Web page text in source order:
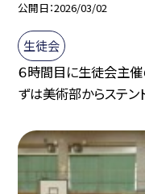
公開日 2026/03/02
生徒会
６時間目に生徒会主
ずは美術部からステン